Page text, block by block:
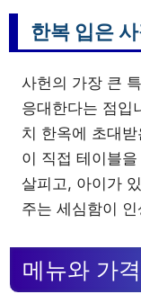
한복 입은
사헌의 가장 큰
응대한다는 점입
치 한옥에 초대
이 직접 테이블
살피고, 아이가
주는 세심함이
메뉴와 가격